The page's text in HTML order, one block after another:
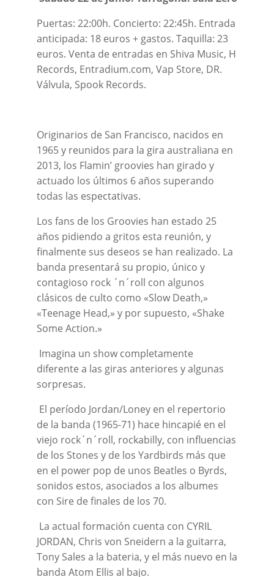
Puertas: 22:00h. Concierto: 22:45h. Entrada
anticipada: 18 euros + gastos. Taquilla: 23
euros. Venta de entradas en Shiva Music, H
Records, Entradium.com, Vap Store, DR.
Válvula, Spook Records.
Originarios de San Francisco, nacidos en
1965 y reunidos para la gira australiana en
2013, los Flamin’ groovies han girado y
actuado los últimos 6 años superando
todas las espectativas.
Los fans de los Groovies han estado 25
años pidiendo a gritos esta reunión, y
finalmente sus deseos se han realizado. La
banda presentará su propio, único y
contagioso rock ´n´roll con algunos
clásicos de culto como «Slow Death,»
«Teenage Head,» y por supuesto, «Shake
Some Action.»
Imagina un show completamente
diferente a las giras anteriores y algunas
sorpresas.
El período Jordan/Loney en el repertorio
de la banda (1965-71) hace hincapié en el
viejo rock´n´roll, rockabilly, con influencias
de los Stones y de los Yardbirds más que
en el power pop de unos Beatles o Byrds,
sonidos estos, asociados a los albumes
con Sire de finales de los 70.
La actual formación cuenta con CYRIL
JORDAN, Chris von Sneidern a la guitarra,
Tony Sales a la bateria, y el más nuevo en la
banda Atom Ellis al bajo.